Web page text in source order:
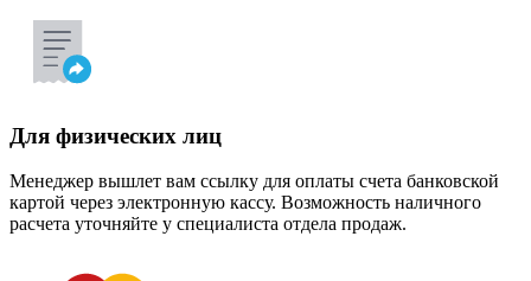
Для физических лиц
Менеджер вышлет вам ссылку для оплаты счета банковской
картой через электронную кассу. Возможность наличного
расчета уточняйте у специалиста отдела продаж.